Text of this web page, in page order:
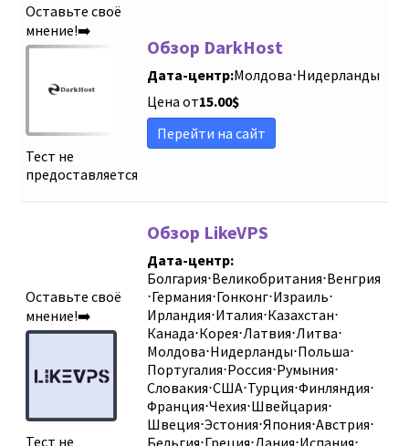
Оставьте своё
мнение!➡️
Тест не
предоставляется
Обзор DarkHost
Дата-центр:Молдова⋅Нидерланды
Цена от15.00$
Перейти на сайт
Оставьте своё
мнение!➡️
Тест не
Обзор LikeVPS
Дата-центр:
Болгария⋅Великобритания⋅Венгрия
⋅Германия⋅Гонконг⋅Израиль⋅
Ирландия⋅Италия⋅Казахстан⋅
Канада⋅Корея⋅Латвия⋅Литва⋅
Молдова⋅Нидерланды⋅Польша⋅
Португалия⋅Россия⋅Румыния⋅
Словакия⋅США⋅Турция⋅Финляндия⋅
Франция⋅Чехия⋅Швейцария⋅
Швеция⋅Эстония⋅Япония⋅Австрия⋅
Бельгия⋅Греция⋅Дания⋅Испания⋅